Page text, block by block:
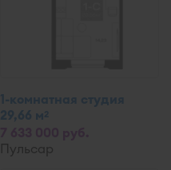
1-комнатная студия
29,66 м2
Пульсар